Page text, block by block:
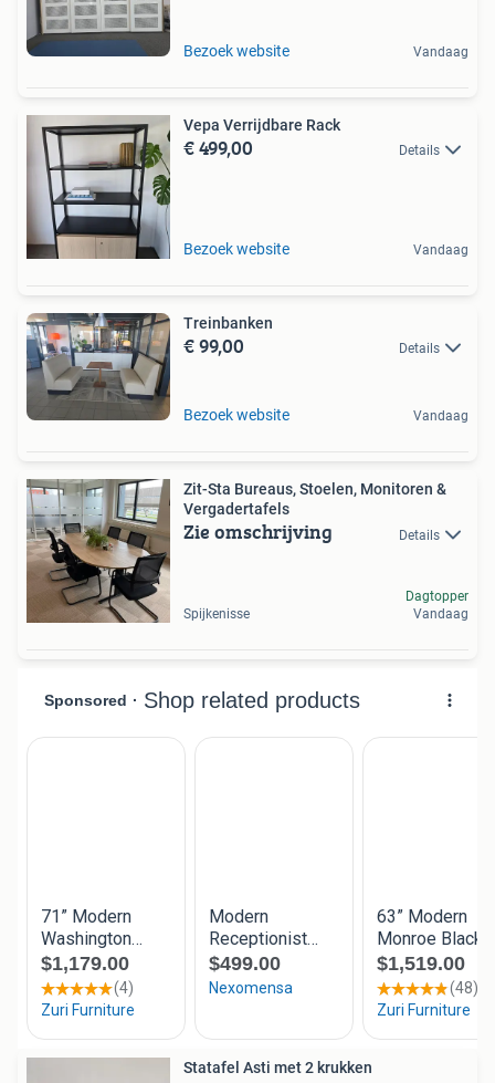
Bezoek website Vandaag
Vepa Verrijdbare Rack
€ 499,00 Details
Bezoek website Vandaag
Treinbanken
€ 99,00 Details
Bezoek website Vandaag
Zit-Sta Bureaus, Stoelen, Monitoren &
Vergadertafels
Zie omschrijving Details
Spijkenisse
Dagtopper
Vandaag
Statafel Asti met 2 krukken